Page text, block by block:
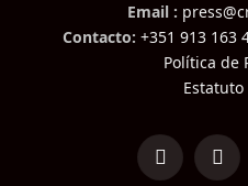
Email :
Contacto: +351 913 163
Política de
LinkedIn